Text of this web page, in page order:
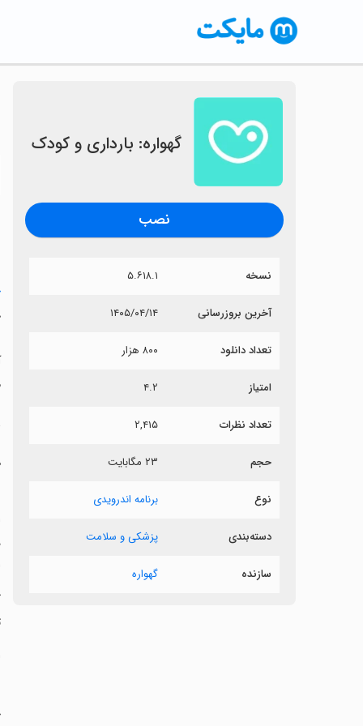
گهواره: بارداری و کودک
نصب
نسخه ۵.۶۱۸.۱
آخرین بروزرسانی ۱۴۰۵/۰۴/۱۴
تعداد دانلود ۸۰۰ هزار
امتیاز ۴.۲
تعداد نظرات ۲,۴۱۵
حجم ۲۳ مگابایت
نوع برنامه اندرویدی
دسته‌بندی پزشکی و سلامت
سازنده گهواره